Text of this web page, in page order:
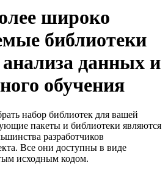
широко
библиотеки
данных и
обучения
набор библиотек для вашей
пакеты и библиотеки являются
разработчиков
Все они доступны в виде
исходным кодом.